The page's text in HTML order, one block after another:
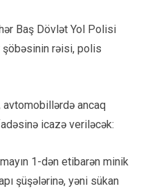
Baş Dövlət Yol Polisi
şöbəsinin rəisi, polis
ancaq
icazə veriləcək:
1-dən etibarən minik
şüşələrinə, yəni sükan